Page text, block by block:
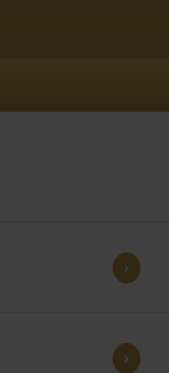
›
›